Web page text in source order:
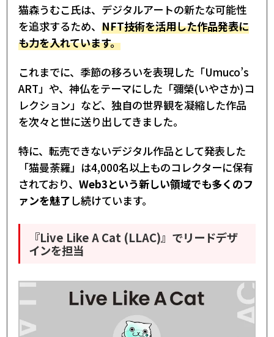
猫森うむこ氏は、デジタルアートの新たな可能性
を追求するため、 NFT技術を活用した作品発表に
も力を入れています。
これまでに、季節の移ろいを表現した「Umuco’s
ART」や、神仏をテーマにした「彌榮(いやさか)コ
レクション」など、独自の世界観を凝縮した作品
を次々と世に送り出してきました。
特に、転売できないデジタル作品として発表した
「猫曼荼羅」は4,000名以上ものコレクターに保有
されており、 Web3という新しい領域でも多くのフ
ァンを魅了 し続けています。
『Live Like A Cat (LLAC)』でリードデザ
インを担当